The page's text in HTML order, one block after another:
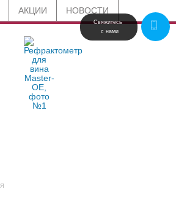
АКЦИИ НОВОСТИ
Свяжитесь
с нами